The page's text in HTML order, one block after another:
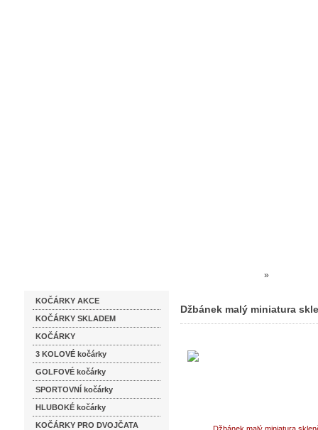
KOČÁRKY AKCE
KOČÁRKY SKLADEM
KOČÁRKY
3 KOLOVÉ kočárky
GOLFOVÉ kočárky
SPORTOVNÍ kočárky
HLUBOKÉ kočárky
KOČÁRKY PRO DVOJČATA
»
Džbánek malý miniatura
Džbánek malý miniatura